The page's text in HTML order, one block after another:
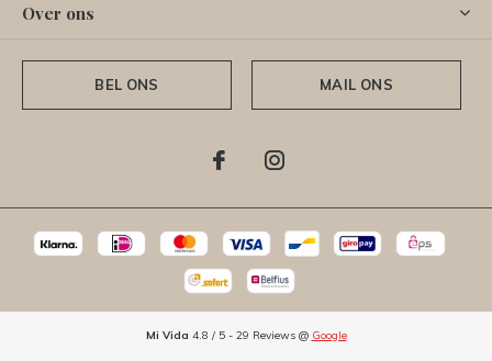
Over ons
BEL ONS MAIL ONS
Mi Vida 4.8 / 5- 29 Reviews @ Google